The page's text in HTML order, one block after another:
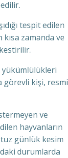
tespit edilen
zamanda ve
yükümlülükleri
görevli kişi, resmi
ve
hayvanların
günlük kesim
durumlarda